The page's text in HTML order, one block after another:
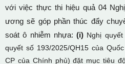
với việc thực thi hiệu quả 04
ương sẽ góp phần thúc đẩy
soát ô nhiễm nhựa:(i) Nghị
quyết số 193/2025/QH15 của
CP của Chính phủ) đặt mục tiêu